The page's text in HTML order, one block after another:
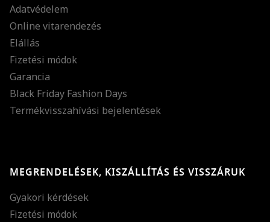
Adatvédelem
Online vitarendezés
Elállás
Fizetési módok
Garancia
Black Friday Fashion Days
Termékvisszahívási bejelentések
MEGRENDELÉSEK, KISZÁLLÍTÁS ÉS VISSZÁRUK
Gyakori kérdések
Fizetési módok